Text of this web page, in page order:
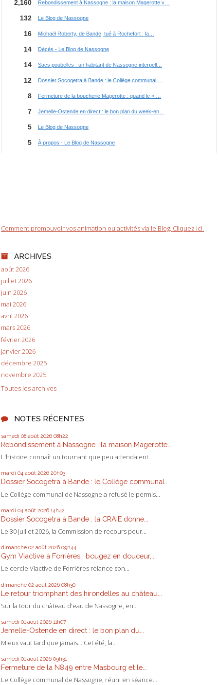
Comment promouvoir vos animation ou activités via le Blog. Cliquez ici.
ARCHIVES
août 2026
juillet 2026
juin 2026
mai 2026
avril 2026
mars 2026
février 2026
janvier 2026
décembre 2025
novembre 2025
Toutes les archives
NOTES RÉCENTES
samedi 08 août 2026 08h22
Rebondissement à Nassogne : la maison Magerotte...
L'histoire connaît un tournant que peu attendaient....
mardi 04 août 2026 20h03
Dossier Socogetra à Bande : le Collège communal...
Le Collège communal de Nassogne a refusé le permis...
mardi 04 août 2026 14h42
Dossier Socogetra à Bande : la CRAIE donne...
Le 30 juillet 2026, la Commission de recours pour...
dimanche 02 août 2026 09h44
Gym Viactive à Forrières : bougez en douceur,...
Le cercle Viactive de Forrières relance son...
dimanche 02 août 2026 08h30
Le retour triomphant des hirondelles au château...
Sur la tour du château d'eau de Nassogne, en...
samedi 01 août 2026 11h07
Jemelle-Ostende en direct : le bon plan du...
Mieux vaut tard que jamais... Cet été, la...
samedi 01 août 2026 09h31
Fermeture de la N849 entre Masbourg et le...
Le Collège communal de Nassogne, réuni en séance...